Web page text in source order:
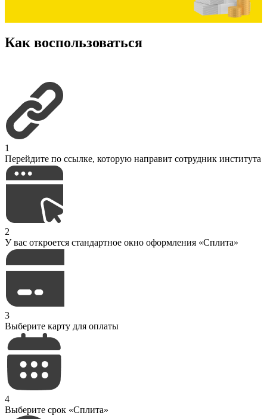
Как воспользоваться
1
Перейдите по ссылке, которую направит сотрудник института
2
У вас откроется стандартное окно оформления «Сплита»
3
Выберите карту для оплаты
4
Выберите срок «Сплита»